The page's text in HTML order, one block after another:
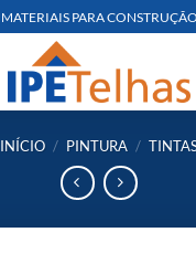
MATERIAIS PARA CONSTRUÇÃO
INÍCIO / PINTURA /